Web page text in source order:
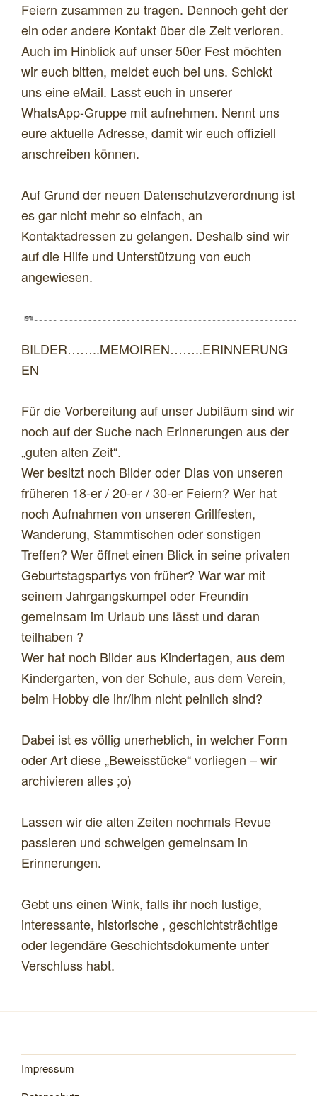
Feiern zusammen zu tragen. Dennoch geht der
ein oder andere Kontakt über die Zeit verloren.
Auch im Hinblick auf unser 50er Fest möchten
wir euch bitten, meldet euch bei uns. Schickt
uns eine eMail. Lasst euch in unserer
WhatsApp-Gruppe mit aufnehmen. Nennt uns
eure aktuelle Adresse, damit wir euch offiziell
anschreiben können.
Auf Grund der neuen Datenschutzverordnung ist
es gar nicht mehr so einfach, an
Kontaktadressen zu gelangen. Deshalb sind wir
auf die Hilfe und Unterstützung von euch
angewiesen.
BILDER……..MEMOIREN……..ERINNERUNG
EN
Für die Vorbereitung auf unser Jubiläum sind wir
noch auf der Suche nach Erinnerungen aus der
„guten alten Zeit“.
Wer besitzt noch Bilder oder Dias von unseren
früheren 18-er / 20-er / 30-er Feiern? Wer hat
noch Aufnahmen von unseren Grillfesten,
Wanderung, Stammtischen oder sonstigen
Treffen? Wer öffnet einen Blick in seine privaten
Geburtstagspartys von früher? War war mit
seinem Jahrgangskumpel oder Freundin
gemeinsam im Urlaub uns lässt und daran
teilhaben ?
Wer hat noch Bilder aus Kindertagen, aus dem
Kindergarten, von der Schule, aus dem Verein,
beim Hobby die ihr/ihm nicht peinlich sind?
Dabei ist es völlig unerheblich, in welcher Form
oder Art diese „Beweisstücke“ vorliegen – wir
archivieren alles ;o)
Lassen wir die alten Zeiten nochmals Revue
passieren und schwelgen gemeinsam in
Erinnerungen.
Gebt uns einen Wink, falls ihr noch lustige,
interessante, historische , geschichtsträchtige
oder legendäre Geschichtsdokumente unter
Verschluss habt.
Impressum